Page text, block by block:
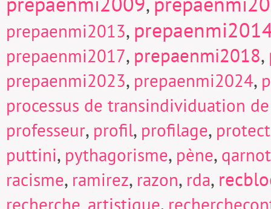
prepaenmi2013,
prepaenmi2017, prepaenmi2018,
prepaenmi2023, prepaenmi2024,
processus de transindividuation
professeur, profil, profilage,
puttini, pythagorisme, pène, qarnot
racisme, ramirez, razon, rda,
recherche_artistique,